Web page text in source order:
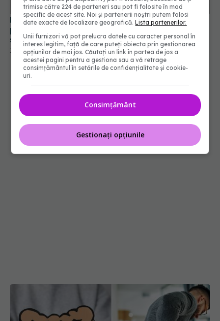
Durerea de spate, cauze. Medic: Sunt mai
predispuşi la aceste probleme oamenii sedentari
şi cei care ridică greutăţi mari
17 iul 2022, 14:27
trimise către 224 de parteneri sau pot fi folosite în mod
specific de acest site. Noi și partenerii noștri putem folosi
date exacte de localizare geografică.Lista partenerilor.
Unii furnizori vă pot prelucra datele cu caracter personal în
interes legitim, față de care puteți obiecta prin gestionarea
opțiunilor de mai jos. Căutați un link în partea de jos a
acestei pagini pentru a gestiona sau a vă retrage
consimțământul în setările de confidențialitate și cookie-
uri.
Consimțământ
Gestionați opțiunile